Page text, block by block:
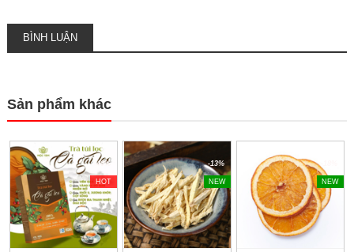
BÌNH LUẬN
Sản phẩm khác
-40%
HOT
-13%
NEW NEW